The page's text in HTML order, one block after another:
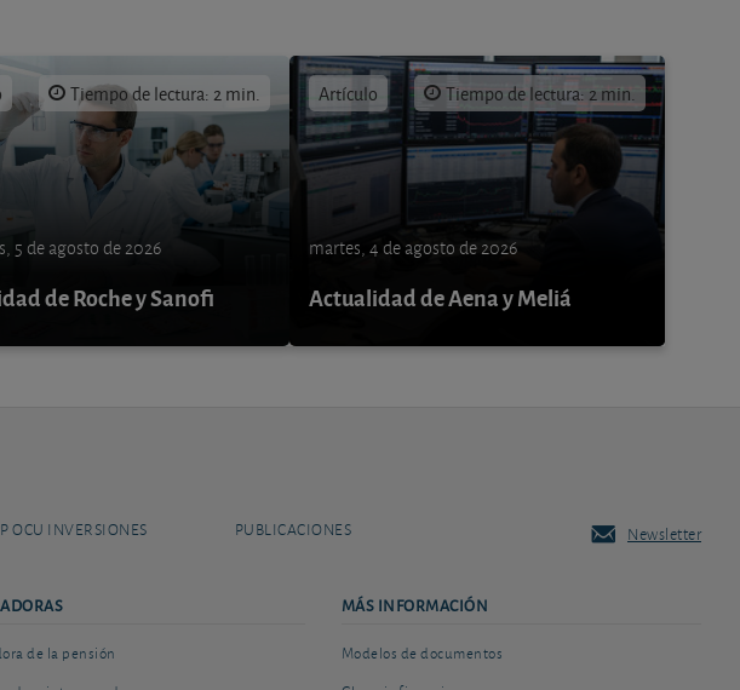
Tiempo de lectura: 2 min.
5 de agosto de 2026
de Roche y Sanofi
Artículo Tiempo de lectura: 2 min.
martes, 4 de agosto de 2026
Actualidad de Aena y Meliá
OCU INVERSIONES PUBLICACIONES Newsletter
de la pensión
MÁS INFORMACIÓN
Modelos de documentos